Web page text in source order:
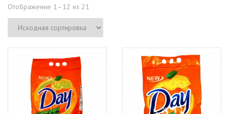
Отображение 1–12 из 21